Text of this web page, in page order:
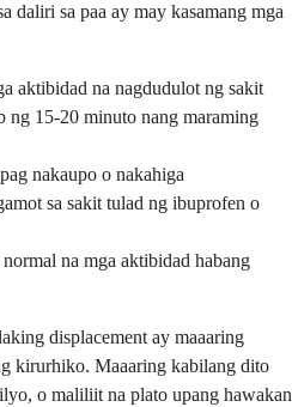
daliri sa paa ay may kasamang mga
aktibidad na nagdudulot ng sakit
ng 15-20 minuto nang maraming
nakaupo o nakahiga
sa sakit tulad ng ibuprofen o
na mga aktibidad habang
displacement ay maaaring
kirurhiko. Maaaring kabilang dito
o maliliit na plato upang hawakan